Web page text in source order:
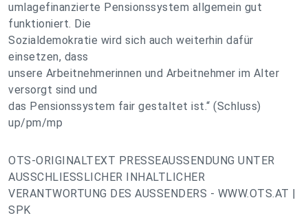
umlagefinanzierte Pensionssystem allgemein gut
funktioniert. Die
Sozialdemokratie wird sich auch weiterhin dafür
einsetzen, dass
unsere Arbeitnehmerinnen und Arbeitnehmer im Alter
versorgt sind und
das Pensionssystem fair gestaltet ist.“ (Schluss)
up/pm/mp
OTS-ORIGINALTEXT PRESSEAUSSENDUNG UNTER
AUSSCHLIESSLICHER INHALTLICHER
VERANTWORTUNG DES AUSSENDERS - WWW.OTS.AT |
SPK